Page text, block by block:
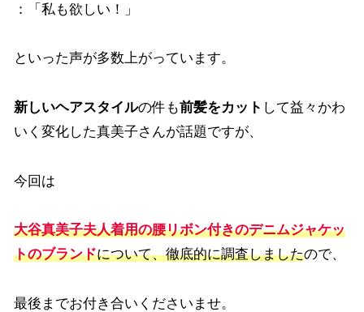
：「私も欲しい！」
といった声が多数上がっています。
新しいヘアスタイルの件も前髪をカット して益々かわ
いく変化した真美子さんが話題ですが、
今回は
大谷真美子夫人着用の腰リボン付きのデニムジャケッ
トのブランドについて、徹底的に調査しましたので、
最後までお付き合いくださいませ。